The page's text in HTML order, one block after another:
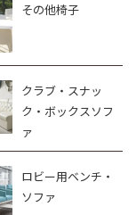
その他椅子
クラブ・スナッ
ク・ボックスソフ
ァ
ロビー用ベンチ・
ソファ